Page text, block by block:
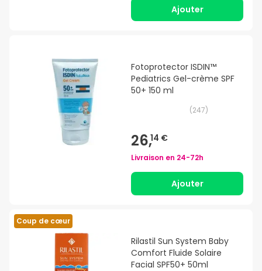
Ajouter
Fotoprotector ISDIN™
Pediatrics Gel-crème SPF
50+ 150 ml
(247)
26,14 €
Livraison en 24-72h
Ajouter
Coup de cœur
Rilastil Sun System Baby
Comfort Fluide Solaire
Facial SPF50+ 50ml